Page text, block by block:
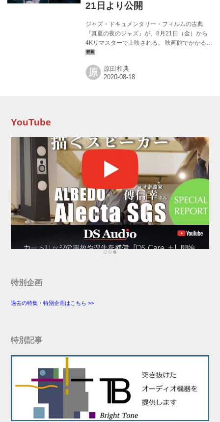
21日より公開
ジャズ・ドキュメンタリー・フィルムの古典
『真夏の夜のジャズ』が、8月21日（金）から
4Kリマスターで上映される。 映画館でかかるの
は90年代半ば、六本木にあったまぶしくて相当
「シネ・ヴィヴァン」で催されたレイトショー
以来ではないかと思う。だとすると25年もの時
夜のジャズ』を観たことがない、知らないひと
は増加するいっぽうだろう。 観ていな...
原 原田和典
YouTube
特別企画
過去の特集・特別企画はこちら >>
特別記事